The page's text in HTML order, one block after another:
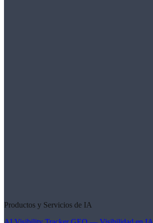
Productos y Servicios de IA